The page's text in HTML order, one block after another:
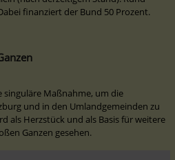
finanziert der Bund 50 Prozent.
singuläre Maßnahme, um die
und in den Umlandgemeinden zu
als Herzstück und als Basis für weitere
Ganzen gesehen.